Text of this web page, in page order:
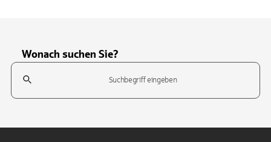
Wonach suchen Sie?
Suchfeld